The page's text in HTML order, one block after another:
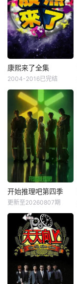
康熙来了全集
2004-2016已完结
开始推理吧第四季
更新至20260807期